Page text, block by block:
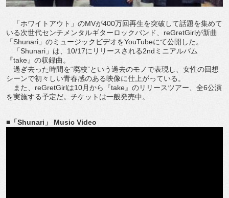
「ホワイトアウト」のMVが400万回再生を突破して話題を集めて
いる次世代センチメンタルギターロックバンド、reGretGirlが新曲
「Shunari」のミュージックビデオをYouTubeにて公開した。
「Shunari」は、10/17にリリースされる2ndミニアルバム
『take』の収録曲。
過ぎ去った時間を“廃校”という過去のモノで表現し、女性の回想
シーンで初々しい青春感のある映像に仕上がっている。
また、reGretGirlは10月から『take』のリリースツアー、全6公演
を実施する予定だ。チケットは一般発売中。
■「Shunari」 Music Video